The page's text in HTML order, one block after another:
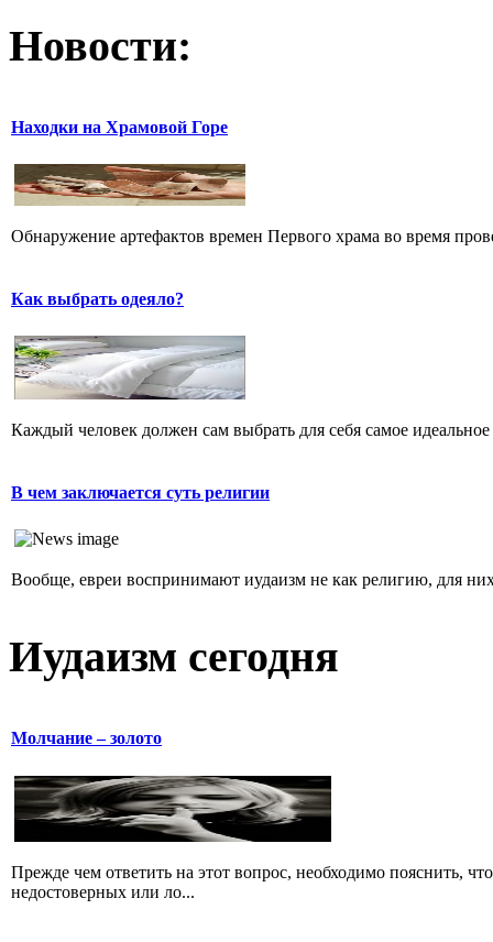
Новости:
Находки на Храмовой Горе
Обнаружение артефактов времен Первого храма во время
Как выбрать одеяло?
Каждый человек должен сам выбрать для себя самое
В чем заключается суть религии
Вообще, евреи воспринимают иудаизм не как религию, для
Иудаизм сегодня
Молчание – золото
Прежде чем ответить на этот вопрос, необходимо пояснить,
недостоверных или ло...